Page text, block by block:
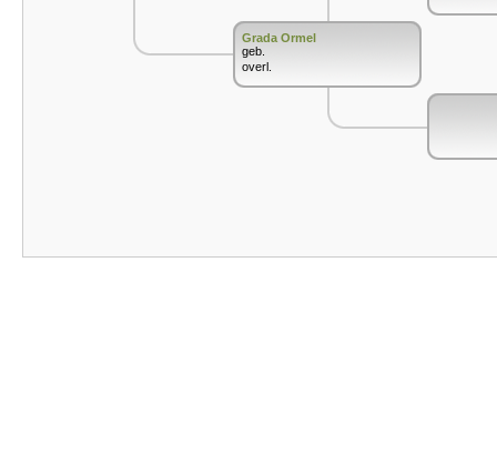
Grada Ormel
geb.
overl.